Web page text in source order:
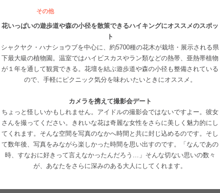
その他
花いっぱいの遊歩道や森の小径を散策できるハイキングにオススメのスポッ
ト
シャクヤク・ハナショウブを中心に、約5700種の花木が栽培・展示される県
下最大級の植物園。温室ではハイビスカスやラン類などの熱帯、亜熱帯植物
が１年を通して観賞できる。花壇を結ぶ遊歩道や森の小径も整備されている
ので、手軽にピクニック気分を味わいたいときにオススメ。
カメラを携えて撮影会デート
ちょっと怪しいかもしれません。アイドルの撮影会ではないですよー。彼女
さんを撮ってください。きれいな花は奇麗な女性をさらに美しく魅力的にし
てくれます。そんな空間を写真のなかへ時間と共に封じ込めるのです。そし
て数年後、写真をみながら楽しかった時間を思い出すのです。「なんであの
時、すなおに好きって言えなかったんだろう…」そんな切ない思いの数々
が、あなたをさらに深みのある大人にしてくれます。